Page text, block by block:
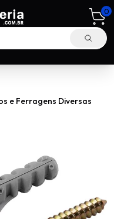
0
e Ferragens Diversas